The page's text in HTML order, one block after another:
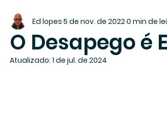
O Desapego é
Ed lopes 5 de nov. de 20220 min de
Atualizado: 1 de jul. de 2024